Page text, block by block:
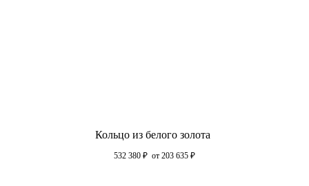
Кольцо из белого золота
532 380 ₽ от 203 635 ₽